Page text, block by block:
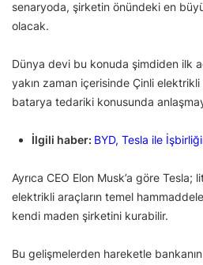
senaryoda, şirketin önündeki en
olacak.
Dünya devi bu konuda şimdiden ilk
yakın zaman içerisinde Çinli
batarya tedariki konusunda
İlgili haber: BYD, Tesla ile
Ayrıca CEO Elon Musk’a göre
elektrikli araçların temel
kendi maden şirketini kurabilir.
Bu gelişmelerden hareketle